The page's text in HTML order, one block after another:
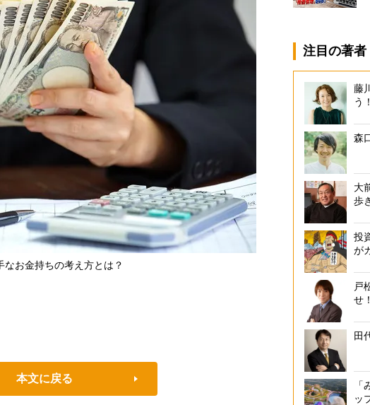
なお金持ちの考え方とは？
本文に戻る
注目の著者
藤
う
森
大
歩
投
が
戸
せ！
田
ッ